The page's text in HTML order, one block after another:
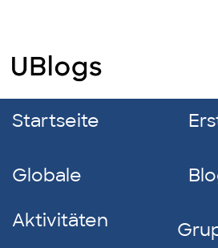
Startseite
Globale
Aktivitäten